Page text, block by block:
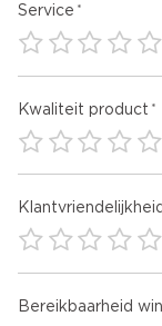
Service
Kwaliteit product
Klantvriendelijkheid
Bereikbaarheid